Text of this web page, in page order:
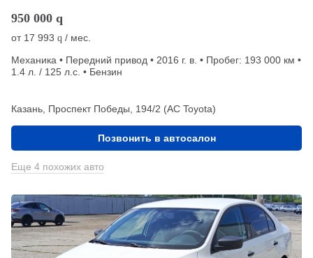
950 000 q
от 17 993 q / мес.
Механика • Передний привод • 2016 г. в. • Пробег: 193 000 км •
1.4 л. / 125 л.с. • Бензин
Казань, Проспект Победы, 194/2 (АС Toyota)
Позвонить в автосалон
Еще 4 похожих авто